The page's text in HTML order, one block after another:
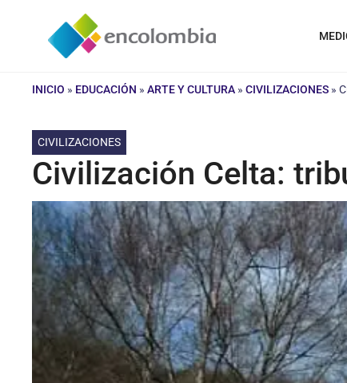
contenido
INICIO » EDUCACIÓN » ARTE Y CULTURA » CIVILIZACIONES »
CIVILIZACIONES
Civilización Celta: